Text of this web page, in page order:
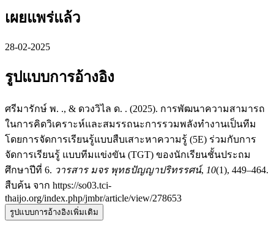
เผยแพร่แล้ว
28-02-2025
รูปแบบการอ้างอิง
ศรีมารักษ์ พ. ., & ดวงวิไล ด. . (2025). การพัฒนาความสามารถ
ในการคิดวิเคราะห์และสมรรถนะการรวมพลังทำงานเป็นทีม
โดยการจัดการเรียนรู้แบบสืบเสาะหาความรู้ (5E) ร่วมกับการ
จัดการเรียนรู้ แบบทีมแข่งขัน (TGT) ของนักเรียนชั้นประถม
ศึกษาปีที่ 6. วารสาร มจร พุทธปัญญาปริทรรศน์, 10(1), 449–464.
สืบค้น จาก https://so03.tci-
thaijo.org/index.php/jmbr/article/view/278653
รูปแบบการอ้างอิงเพิ่มเติม